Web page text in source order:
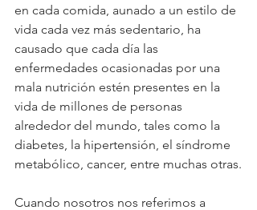
en cada comida, aunado a un estilo de
vida cada vez más sedentario, ha
causado que cada día las
enfermedades ocasionadas por una
mala nutrición estén presentes en la
vida de millones de personas
alrededor del mundo, tales como la
diabetes, la hipertensión, el síndrome
metabólico, cancer, entre muchas otras.
Cuando nosotros nos referimos a